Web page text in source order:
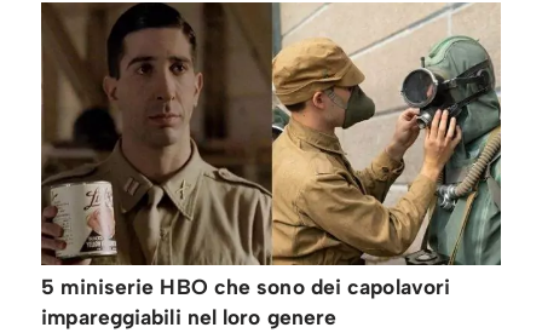
5 miniserie HBO che sono dei capolavori
impareggiabili nel loro genere